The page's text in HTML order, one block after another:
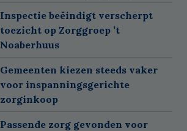
Inspectie beëindigt verscherpt
toezicht op Zorggroep ’t
Noaberhuus
Gemeenten kiezen steeds vaker
voor inspanningsgerichte
zorginkoop
Passende zorg gevonden voor